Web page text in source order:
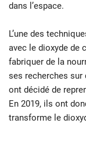
dans l’espace.
L’une des
avec le dioxyde de
fabriquer de la
ses recherches sur
ont décidé de
En 2019, ils ont
transforme le